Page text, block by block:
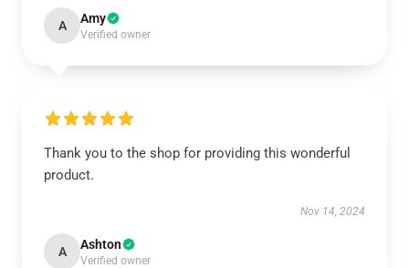
A Amy
Verified owner
Thank you to the shop for providing this wonderful
product.
Nov 14, 2024
A Ashton
Verified owner